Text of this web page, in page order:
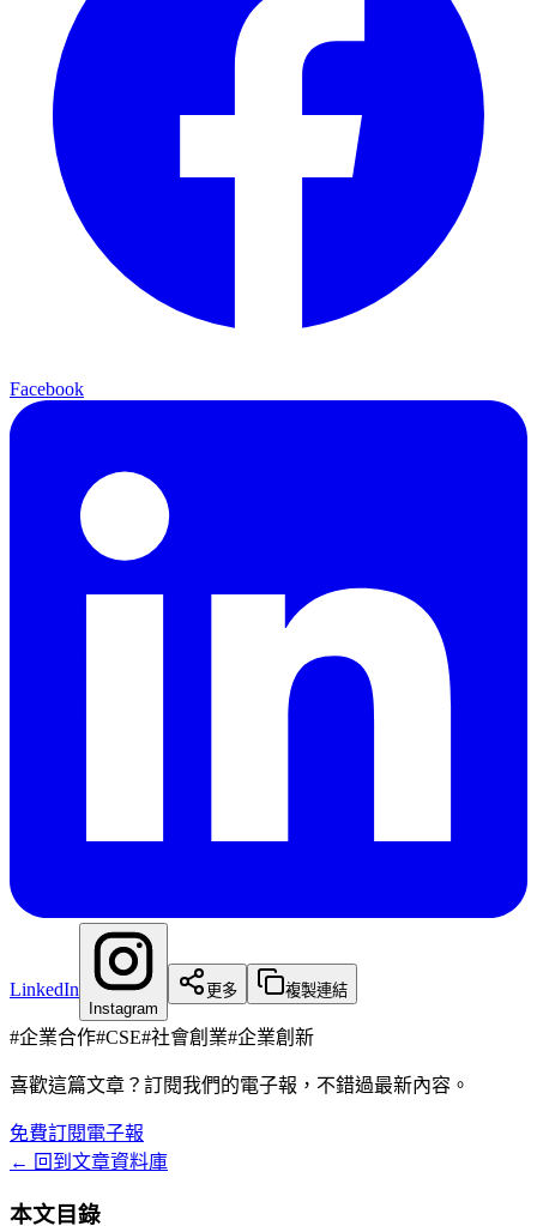
Facebook
LinkedIn
Instagram
更多 複製連結
#企業合作#CSE#社會創業#企業創新
喜歡這篇文章？訂閱我們的電子報，不錯過最新內容。
免費訂閱電子報
← 回到文章資料庫
本文目錄